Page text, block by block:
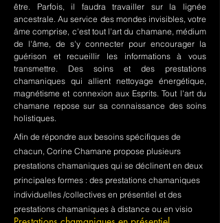
être. Parfois, il faudra travailler sur la lignée
ancestrale. Au service des mondes invisibles, votre
âme comprise, c'est tout l'art du chamane, médium
de l'âme, de s'y connecter pour encourager la
guérison et recueillir les informations à vous
transmettre. Des soins et des prestations
chamaniques qui allient nettoyage énergétique,
magnétisme et connexion aux Esprits. Tout l'art du
chamane repose sur sa connaissance des soins
holistiques.
Afin de répondre aux besoins spécifiques de
chacun, Corine Chamane propose plusieurs
prestations chamaniques qui se déclinent en deux
principales formes : des prestations chamaniques
individuelles /collectives en présentiel et des
prestations chamaniques à distance ou en visio